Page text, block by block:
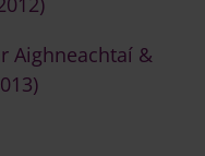
Aighneachtaí &